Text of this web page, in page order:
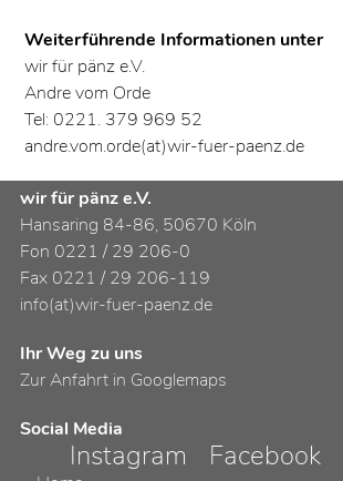
Weiterführende Informationen unter
wir für pänz e.V.
Andre vom Orde
Tel: 0221. 379 969 52
andre.vom.orde(at)wir-fuer-paenz.de
wir für pänz e.V.
Hansaring 84-86, 50670 Köln
Fon 0221 / 29 206-0
Fax 0221 / 29 206-119
info(at)wir-fuer-paenz.de
Ihr Weg zu uns
Zur Anfahrt in Googlemaps
Social Media
Instagram Facebook